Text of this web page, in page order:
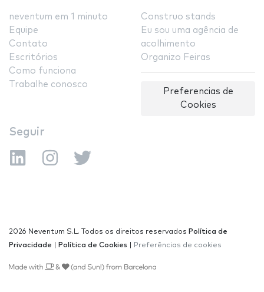
neventum em 1 minuto
Equipe
Contato
Escritórios
Como funciona
Trabalhe conosco
Construo stands
Eu sou uma agência de
acolhimento
Organizo Feiras
Preferencias de
Cookies
Seguir
2026 Neventum S.L. Todos os direitos reservados Política de
Privacidade
Política de Cookies Preferências de cookies